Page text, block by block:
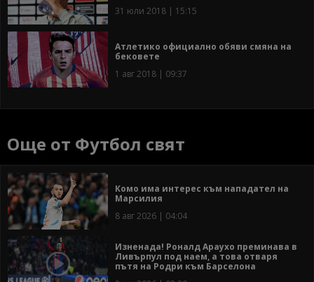
31 юли 2018 | 15:15
Атлетико официално обяви смяна на
бековете
1 авг 2018 | 09:37
Още от Футбол свят
Комо има интерес към нападател на
Марсилия
8 авг 2026 | 04:04
Изненада! Роналд Араухо преминава в
Ливърпул под наем, а това отваря
пътя на Родри към Барселона